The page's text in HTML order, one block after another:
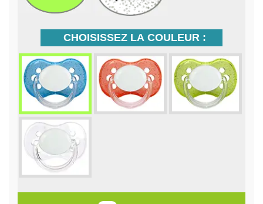
CHOISISSEZ LA COULEUR :